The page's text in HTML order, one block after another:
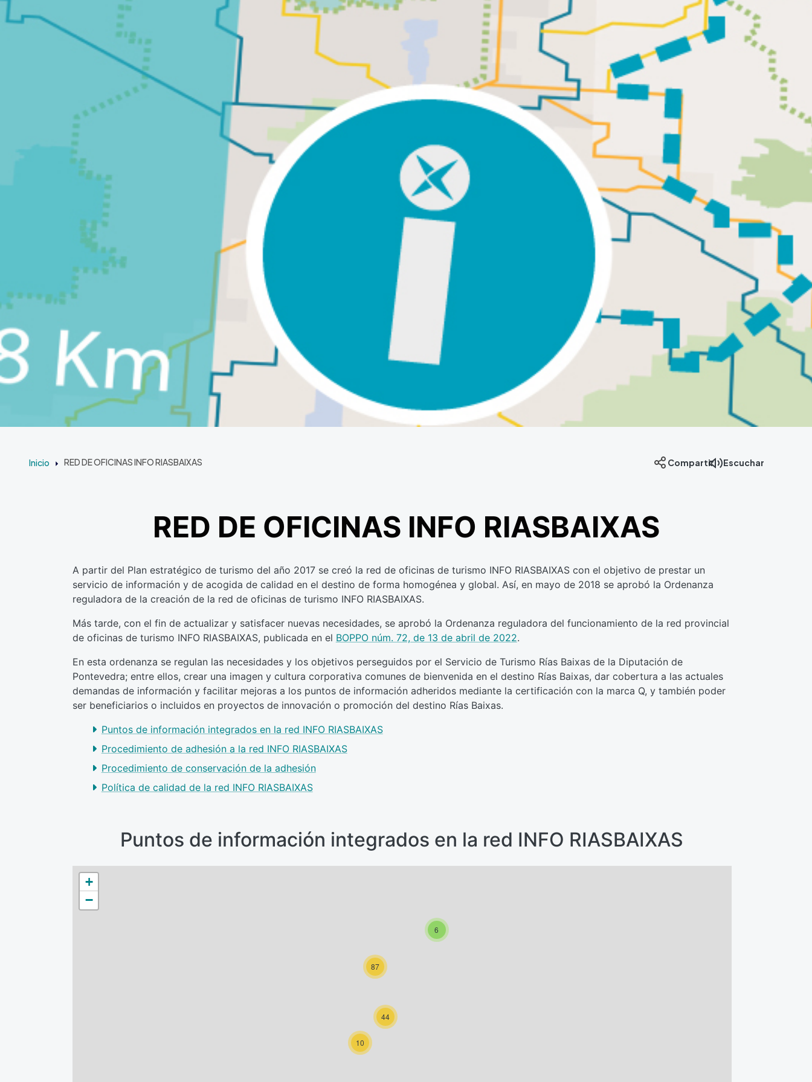
Inicio RED DE OFICINAS INFO RIASBAIXAS Compartir Escuchar
RED DE OFICINAS INFO RIASBAIXAS
A partir del Plan estratégico de turismo del año 2017 se creó la red de oficinas de turismo INFO RIASBAIXAS con el objetivo de prestar un
servicio de información y de acogida de calidad en el destino de forma homogénea y global. Así, en mayo de 2018 se aprobó la Ordenanza
reguladora de la creación de la red de oficinas de turismo INFO RIASBAIXAS.
Más tarde, con el fin de actualizar y satisfacer nuevas necesidades, se aprobó la Ordenanza reguladora del funcionamiento de la red provincial
de oficinas de turismo INFO RIASBAIXAS, publicada en el BOPPO núm. 72, de 13 de abril de 2022.
En esta ordenanza se regulan las necesidades y los objetivos perseguidos por el Servicio de Turismo Rías Baixas de la Diputación de
Pontevedra; entre ellos, crear una imagen y cultura corporativa comunes de bienvenida en el destino Rías Baixas, dar cobertura a las actuales
demandas de información y facilitar mejoras a los puntos de información adheridos mediante la certificación con la marca Q, y también poder
ser beneficiarios o incluidos en proyectos de innovación o promoción del destino Rías Baixas.
Puntos de información integrados en la red INFO RIASBAIXAS
Procedimiento de adhesión a la red INFO RIASBAIXAS
Procedimiento de conservación de la adhesión
Política de calidad de la red INFO RIASBAIXAS
Puntos de información integrados en la red INFO RIASBAIXAS
10
6
44
87
+
−